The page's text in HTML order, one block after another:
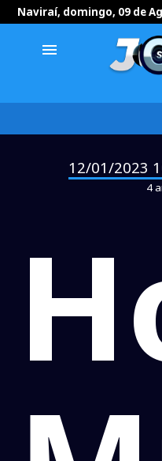
Naviraí, domingo, 09 de
menu
12/01/2023
4